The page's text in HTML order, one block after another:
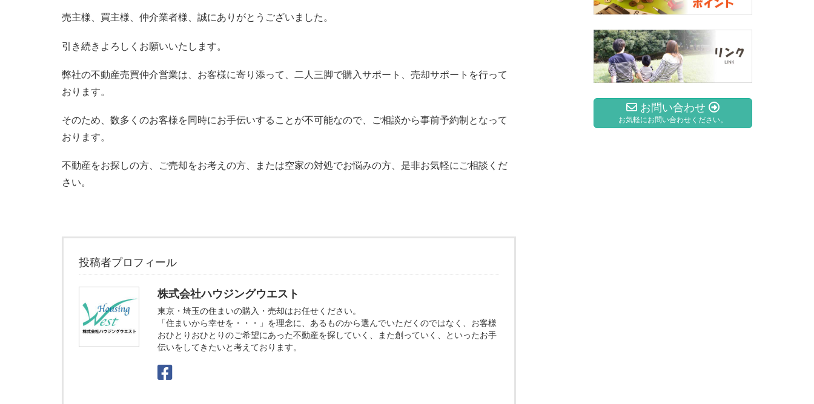
売主様、買主様、仲介業者様、誠にありがとうございました。
引き続きよろしくお願いいたします。
弊社の不動産売買仲介営業は、お客様に寄り添って、二人三脚で購入サポート、売却サポートを行って
おります。
そのため、数多くのお客様を同時にお手伝いすることが不可能なので、ご相談から事前予約制となって
おります。
不動産をお探しの方、ご売却をお考えの方、または空家の対処でお悩みの方、是非お気軽にご相談くだ
さい。
投稿者プロフィール
株式会社ハウジングウエスト
東京・埼玉の住まいの購入・売却はお任せください。
「住まいから幸せを・・・」を理念に、あるものから選んでいただくのではなく、お客様
おひとりおひとりのご希望にあった不動産を探していく、また創っていく、といったお手
伝いをしてきたいと考えております。
お問い合わせ
お気軽にお問い合わせください。